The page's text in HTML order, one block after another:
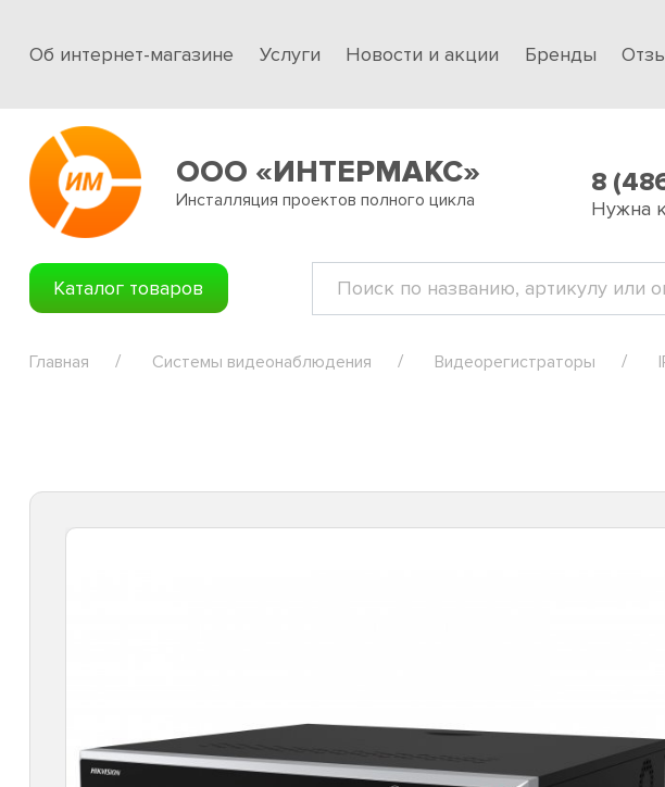
Об интернет-магазине Услуги Новости и акции Бренды
ООО «ИНТЕРМАКС»
Инсталляция проектов полного цикла
8
Нужна
Каталог товаров
Главная Системы видеонаблюдения Видеорегистраторы